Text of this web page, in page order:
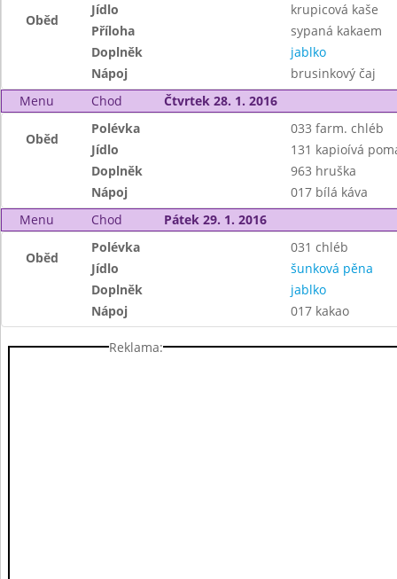
Oběd
Jídlo
krupicová kaše
Příloha
sypaná kakaem
Doplněk
jablko
Nápoj
brusinkový čaj
Menu
Chod Čtvrtek 28. 1. 2016
Oběd
Polévka
033 farm. chléb
Jídlo
131 kapioívá
Doplněk
963 hruška
Nápoj
017 bílá káva
Menu
Chod Pátek 29. 1. 2016
Oběd
Polévka
031 chléb
Jídlo
šunková pěna
Doplněk
jablko
Nápoj
017 kakao
Reklama: